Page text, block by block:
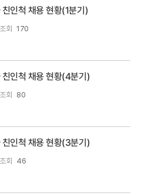
인척 채용 현황(1분기)
조회 170
인척 채용 현황(4분기)
조회 80
인척 채용 현황(3분기)
조회 46